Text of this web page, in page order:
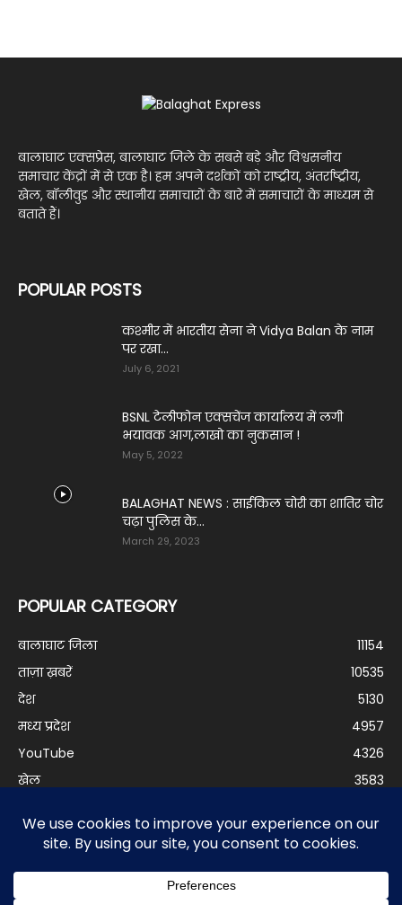
बालाघाट एक्सप्रेस, बालाघाट जिले के सबसे बड़े और विश्वसनीय
समाचार केंद्रों में से एक है। हम अपने दर्शकों को राष्ट्रीय, अंतर्राष्ट्रीय,
खेल, बॉलीवुड और स्थानीय समाचारों के बारे में समाचारों के माध्यम से
बताते हैं।
POPULAR POSTS
कश्मीर में भारतीय सेना ने Vidya Balan के नाम
पर रखा...
July 6, 2021
BSNL टेलीफोन एक्सचेंज कार्यालय में लगी
भयावक आग,लाखो का नुकसान !
May 5, 2022
BALAGHAT NEWS : साईकिल चोरी का शातिर चोर
चढ़ा पुलिस के...
March 29, 2023
POPULAR CATEGORY
बालाघाट जिला
11154
ताज़ा ख़बरें
10535
देश
5130
मध्य प्रदेश
4957
YouTube
4326
खेल
3583
दुनिया
3199